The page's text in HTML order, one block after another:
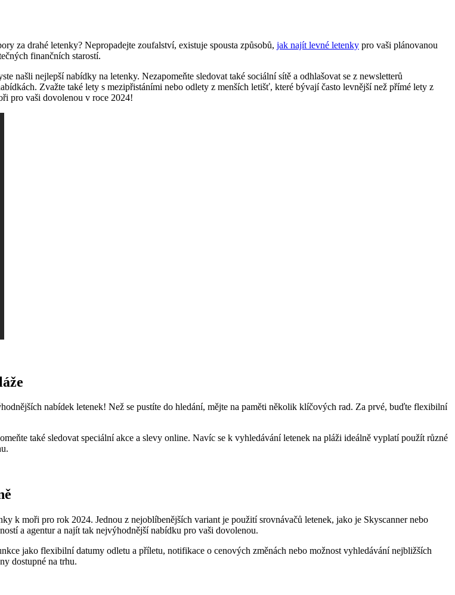
za drahé letenky? Nepropadejte ​zoufalství, existuje‌ spousta způsobů, jak najít levné letenky pro vaši plánovanou
finančních starostí.
našli ⁢nejlepší nabídky ​na letenky. Nezapomeňte sledovat také ⁤sociální sítě a⁣ odhlašovat⁤ se z newsletterů
Zvažte také lety s mezipřistáními ⁢nebo odlety ⁢z menších letišť, které bývají⁢ často ⁣levnější‌ než přímé⁤ lety ⁢z
⁣pro ⁢vaši dovolenou⁣ v‌ roce 2024!
‌nabídek letenek! Než se‌ pustíte do hledání, mějte na paměti několik ⁢klíčových ​rad. Za ‍prvé, buďte⁣ flexibilní
také ⁢sledovat speciální‌ akce‍ a slevy⁣ online. ​Navíc⁢ se⁢ k​ vyhledávání letenek na pláži ideálně vyplatí použít různé⁣
k moři pro rok ‌2024. Jednou z nejoblíbenějších variant je použití srovnávačů‍ letenek, jako ⁣je Skyscanner⁢ nebo
a agentur a najít ‍tak nejvýhodnější nabídku pro⁣ vaši dovolenou.
jako⁤ flexibilní datumy ‍odletu a ⁢příletu, notifikace o cenových změnách ‍nebo ⁣možnost vyhledávání nejbližších
dostupné na trhu.